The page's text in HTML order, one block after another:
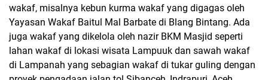
wakaf, misalnya kebun kurma wakaf yang digagas oleh
Yayasan Wakaf Baitul Mal Barbate di Blang Bintang. Ada
juga wakaf yang dikelola oleh nazir BKM Masjid seperti
lahan wakaf di lokasi wisata Lampuuk dan sawah wakaf
di Lampanah yang sebagian wakaf di tukar guling dengan